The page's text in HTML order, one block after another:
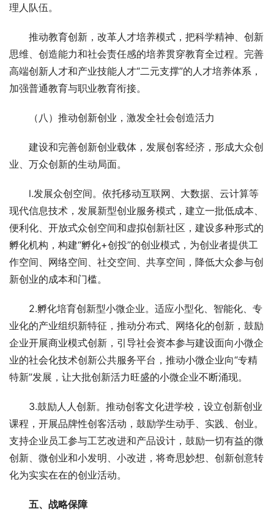
理人队伍。
推动教育创新，改革人才培养模式，把科学精神、创新
思维、创造能力和社会责任感的培养贯穿教育全过程。完善
高端创新人才和产业技能人才“二元支撑”的人才培养体系，
加强普通教育与职业教育衔接。
（八）推动创新创业，激发全社会创造活力
建设和完善创新创业载体，发展创客经济，形成大众创
业、万众创新的生动局面。
l.发展众创空间。依托移动互联网、大数据、云计算等
现代信息技术，发展新型创业服务模式，建立一批低成本、
便利化、开放式众创空间和虚拟创新社区，建设多种形式的
孵化机构，构建“孵化+创投”的创业模式，为创业者提供工
作空间、网络空间、社交空间、共享空间，降低大众参与创
新创业的成本和门槛。
2.孵化培育创新型小微企业。适应小型化、智能化、专
业化的产业组织新特征，推动分布式、网络化的创新，鼓励
企业开展商业模式创新，引导社会资本参与建设面向小微企
业的社会化技术创新公共服务平台，推动小微企业向“专精
特新”发展，让大批创新活力旺盛的小微企业不断涌现。
3.鼓励人人创新。推动创客文化进学校，设立创新创业
课程，开展品牌性创客活动，鼓励学生动手、实践、创业。
支持企业员工参与工艺改进和产品设计，鼓励一切有益的微
创新、微创业和小发明、小改进，将奇思妙想、创新创意转
化为实实在在的创业活动。
五、战略保障